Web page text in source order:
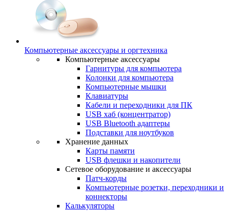
Компьютерные аксессуары и оргтехника
Компьютерные аксессуары
Гарнитуры для компьютера
Колонки для компьютера
Компьютерные мышки
Клавиатуры
Кабели и переходники для ПК
USB хаб (концентратор)
USB Bluetooth адаптеры
Подставки для ноутбуков
Хранение данных
Карты памяти
USB флешки и накопители
Сетевое оборудование и аксессуары
Патч-корды
Компьютерные розетки, переходники и
коннекторы
Калькуляторы